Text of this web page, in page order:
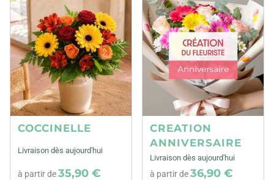
COCCINELLE
Livraison dès aujourd'hui
à partir de35,90 €
CREATION
ANNIVERSAIRE
Livraison dès aujourd'hui
à partir de36,90 €